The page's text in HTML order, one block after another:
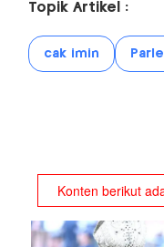
Topik Artikel :
cak imin